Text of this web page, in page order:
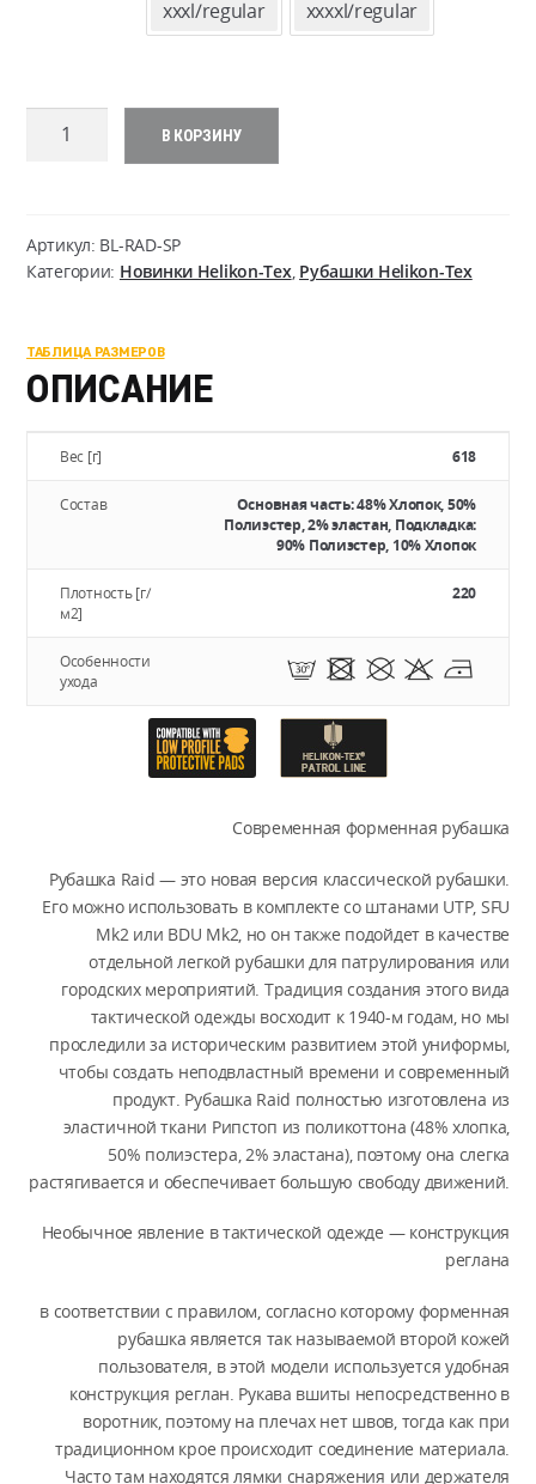
xxxl/regular xxxxl/regular
Количество
-
PolyCotton
В КОРЗИНУ
Артикул: BL-RAD-SP
Категории: Новинки Helikon-Tex, Рубашки Helikon-Tex
ТАБЛИЦА РАЗМЕРОВ
ОПИСАНИЕ
Вес [г] 618
Состав
Основная часть: 48% Хлопок, 50%
Полиэстер, 2% эластан, Подкладка:
90% Полиэстер, 10% Хлопок
Плотность [г/
м2]
220
Особенности
ухода
Современная форменная рубашка
Рубашка Raid — это новая версия классической рубашки.
Его можно использовать в комплекте со штанами UTP, SFU
Mk2 или BDU Mk2, но он также подойдет в качестве
отдельной легкой рубашки для патрулирования или
городских мероприятий. Традиция создания этого вида
тактической одежды восходит к 1940-м годам, но мы
проследили за историческим развитием этой униформы,
чтобы создать неподвластный времени и современный
продукт. Рубашка Raid полностью изготовлена из
эластичной ткани Рипстоп из поликоттона (48% хлопка,
50% полиэстера, 2% эластана), поэтому она слегка
растягивается и обеспечивает большую свободу движений.
Необычное явление в тактической одежде — конструкция
реглана
в соответствии с правилом, согласно которому форменная
рубашка является так называемой второй кожей
пользователя, в этой модели используется удобная
конструкция реглан. Рукава вшиты непосредственно в
воротник, поэтому на плечах нет швов, тогда как при
традиционном крое происходит соединение материала.
Часто там находятся лямки снаряжения или держателя